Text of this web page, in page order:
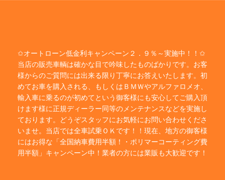
✩オートローン低金利キャンペーン２．９％～実施中！！✩
当店の販売車輌は確かな目で吟味したものばかりです。お客
様からのご質問には出来る限り丁寧にお答えいたします。初
めてお車を購入される、もしくはＢＭＷやアルファロメオ、
輸入車に乗るのが初めてという御客様にも安心してご購入頂
けます様に正規ディーラー同等のメンテナンスなどを実施し
ております。どうぞスタッフにお気軽にお問い合わせくださ
いませ。当店では全車試乗ＯＫです！！現在、地方の御客様
にはお得な「全国納車費用半額！・ポリマーコーティング費
用半額」キャンペーン中！業者の方には業販も大歓迎です！